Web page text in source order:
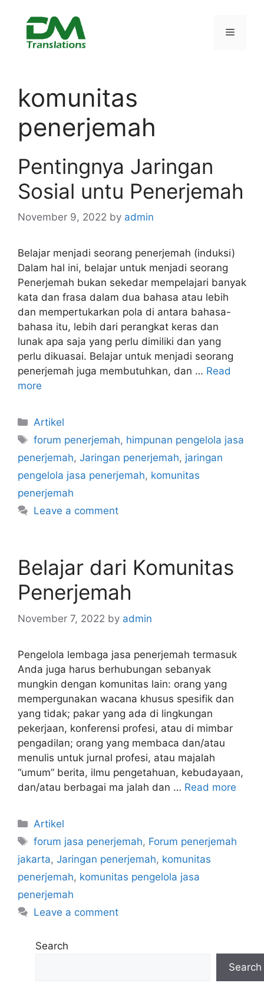
content
Menu
komunitas
penerjemah
Pentingnya Jaringan
Sosial untu Penerjemah
November 9, 2022 by admin
Belajar menjadi seorang penerjemah (induksi)
Dalam hal ini, belajar untuk menjadi seorang
Penerjemah bukan sekedar mempelajari banyak
kata dan frasa dalam dua bahasa atau lebih
dan mempertukarkan pola di antara bahasa-
bahasa itu, lebih dari perangkat keras dan
lunak apa saja yang perlu dimiliki dan yang
perlu dikuasai. Belajar untuk menjadi seorang
penerjemah juga membutuhkan, dan … Read
more
Categories
Artikel
Tags
forum penerjemah, himpunan pengelola jasa
penerjemah, Jaringan penerjemah, jaringan
pengelola jasa penerjemah, komunitas
penerjemah
Leave a comment
Belajar dari Komunitas
Penerjemah
November 7, 2022 by admin
Pengelola lembaga jasa penerjemah termasuk
Anda juga harus berhubungan sebanyak
mungkin dengan komunitas lain: orang yang
mempergunakan wacana khusus spesifik dan
yang tidak; pakar yang ada di lingkungan
pekerjaan, konferensi profesi, atau di mimbar
pengadilan; orang yang membaca dan/atau
menulis untuk jurnal profesi, atau majalah
“umum” berita, ilmu pengetahuan, kebudayaan,
dan/atau berbagai ma jalah dan … Read more
Categories
Artikel
Tags
forum jasa penerjemah, Forum penerjemah
jakarta, Jaringan penerjemah, komunitas
penerjemah, komunitas pengelola jasa
penerjemah
Leave a comment
Search
Search